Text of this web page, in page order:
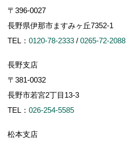
〒396-0027
長野県伊那市ますみヶ丘7352-1
TEL： 0120-78-2333 / 0265-72-2088
長野支店
〒381-0032
長野市若宮2丁目13-3
TEL： 026-254-5585
松本支店